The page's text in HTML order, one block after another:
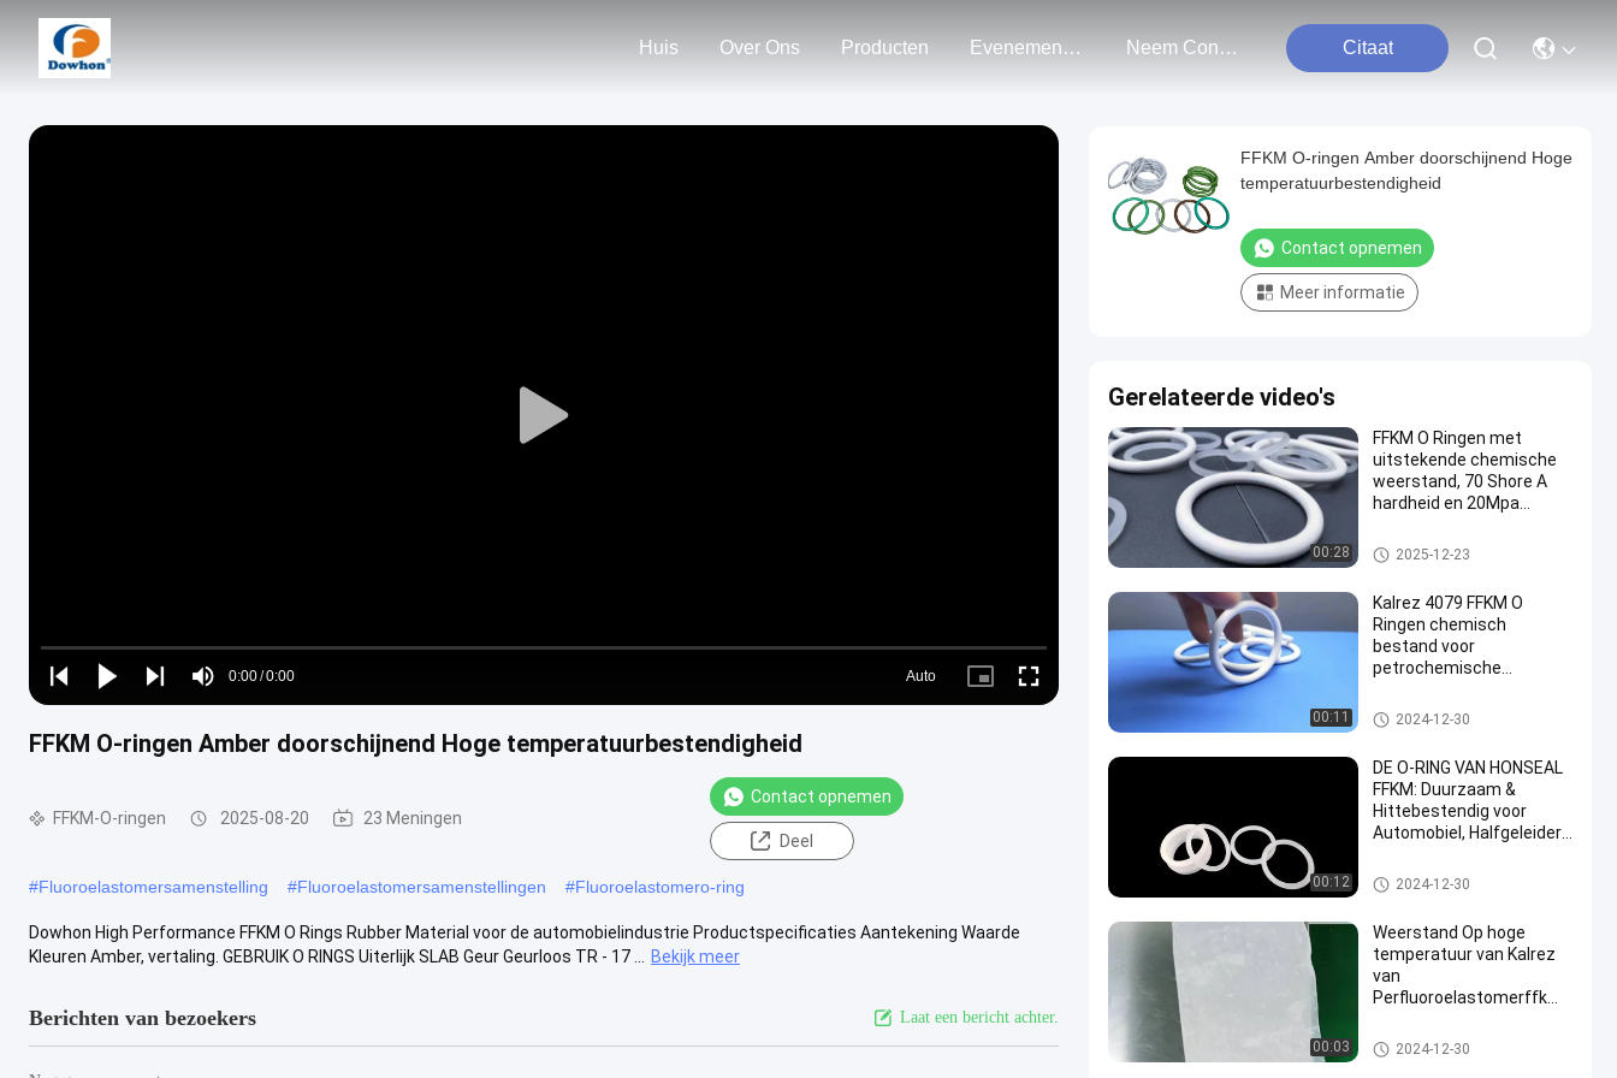
Huis Over Ons Producten Evenementen Neem Contact Met Ons Op Citaat
Play
Play
Play
Play
Mute
Time
0:00/0:00
Loaded:
0%
Auto
Picture- Fullscreen
FFKM O-ringen Amber doorschijnend Hoge temperatuurbestendigheid
FFKM-O-ringen 2025-08-20 23 Meningen
Contact opnemen
Deel
#Fluoroelastomersamenstelling #Fluoroelastomersamenstellingen #Fluoroelastomero-ring
Dowhon High Performance FFKM O Rings Rubber Material voor de automobielindustrie Productspecificaties Aantekening Waarde
Kleuren Amber, vertaling. GEBRUIK O RINGS Uiterlijk SLAB Geur Geurloos TR - 17 ...
Bekijk meer
Berichten van bezoekers Laat een bericht achter.
FFKM O-ringen Amber doorschijnend Hoge
temperatuurbestendigheid
Contact opnemen
Meer informatie
Gerelateerde video's
00:28
FFKM O Ringen met
uitstekende chemische
weerstand, 70 Shore A
hardheid en 20Mpa
omgevingen
FFKM-O-ringen
2025-12-23
00:11
Kalrez 4079 FFKM O
Ringen chemisch
bestand voor
petrochemische
industrie en
halfgeleiderindustrie
FFKM-O-ringen
2024-12-30
00:12
DE O-RING VAN HONSEAL
FFKM: Duurzaam &
Hittebestendig voor
Automobiel, Halfgeleider,
FFKM-O-ringen
2024-12-30
00:03
Weerstand Op hoge
temperatuur van Kalrez
van
Perfluoroelastomerffkm
FFKM-O-ringen
2024-12-30